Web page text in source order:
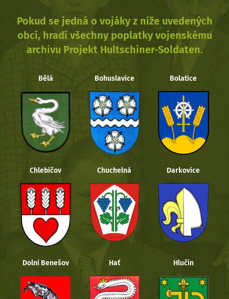
Pokud se jedná o vojáky z níže uvedených
obcí, hradí všechny poplatky vojenskému
archivu Projekt Hultschiner-Soldaten.
Bělá Bohuslavice Bolatice
Chlebičov Chuchelná Darkovice
Dolní Benešov Hať Hlučín